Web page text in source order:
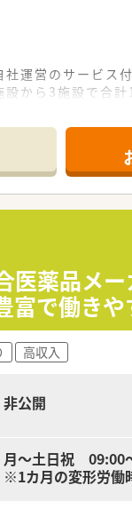
運営のサービス
から3施設で合
おり、関東圏で
開局時点で確実
り、医師との調
レッシュしたい
じた専門的な在
圏内の立地や車
に見守ること
ら、高水準の給
立ち会いながら
医薬品メ
富で働き
高収入
非公開
月～土日祝 09:00
※1カ月の変形労働